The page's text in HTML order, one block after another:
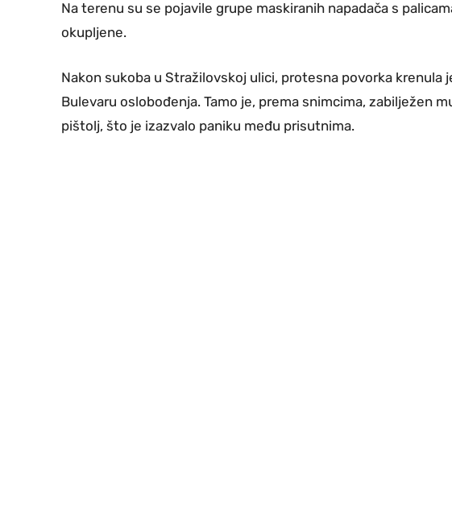
Na terenu su se pojavile grupe maskiranih napadača s
okupljene.
Nakon sukoba u Stražilovskoj ulici, protesna povorka krenula
Bulevaru oslobođenja. Tamo je, prema snimcima, zabilježen
pištolj, što je izazvalo paniku među prisutnima.